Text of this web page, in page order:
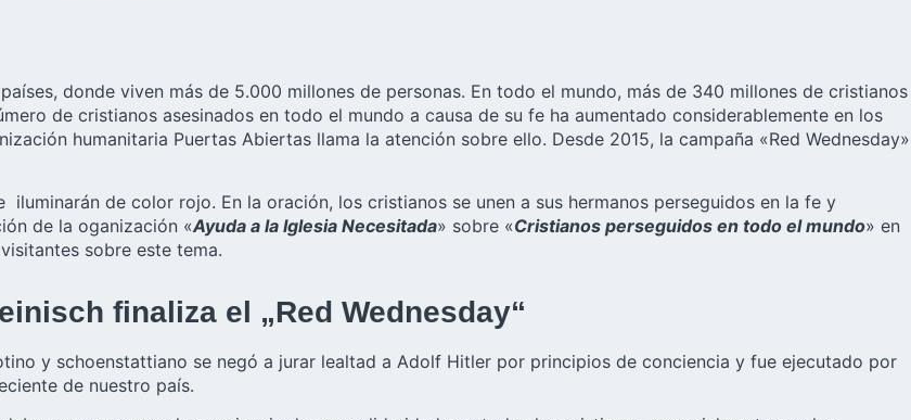
donde viven más de 5.000 millones de personas. En todo el mundo, más de 340 millones de cristianos
de cristianos asesinados en todo el mundo a causa de su fe ha aumentado considerablemente en los
humanitaria Puertas Abiertas llama la atención sobre ello. Desde 2015, la campaña «Red Wednesday»
de color rojo. En la oración, los cristianos se unen a sus hermanos perseguidos en la fe y
de la oganización «Ayuda a la Iglesia Necesitada» sobre «Cristianos perseguidos en todo el mundo» en
sobre este tema.
finaliza el „Red Wednesday“
y schoenstattiano se negó a jurar lealtad a Adolf Hitler por principios de conciencia y fue ejecutado por
de nuestro país.